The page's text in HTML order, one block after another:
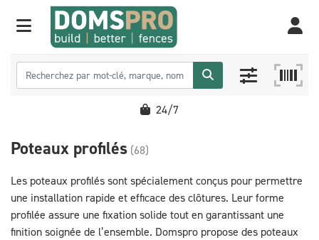
24/7
Poteaux profilés (68)
Les poteaux profilés sont spécialement conçus pour permettre
une installation rapide et efficace des clôtures. Leur forme
profilée assure une fixation solide tout en garantissant une
finition soignée de l’ensemble. Domspro propose des poteaux